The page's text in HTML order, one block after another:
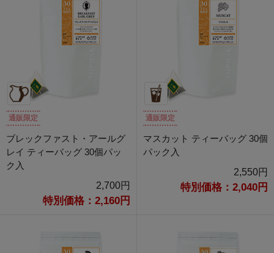
通販限定
ブレックファスト・アールグ
レイ ティーバッグ 30個パッ
ク入
2,700円
特別価格：2,160円
通販限定
マスカット ティーバッグ 30個
パック入
2,550円
特別価格：2,040円